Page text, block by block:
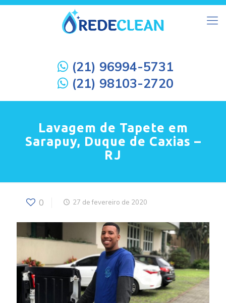
(21) 96994-5731
(21) 98103-2720
Lavagem de Tapete em
Sarapuy, Duque de Caxias –
RJ
0 27 de fevereiro de 2020